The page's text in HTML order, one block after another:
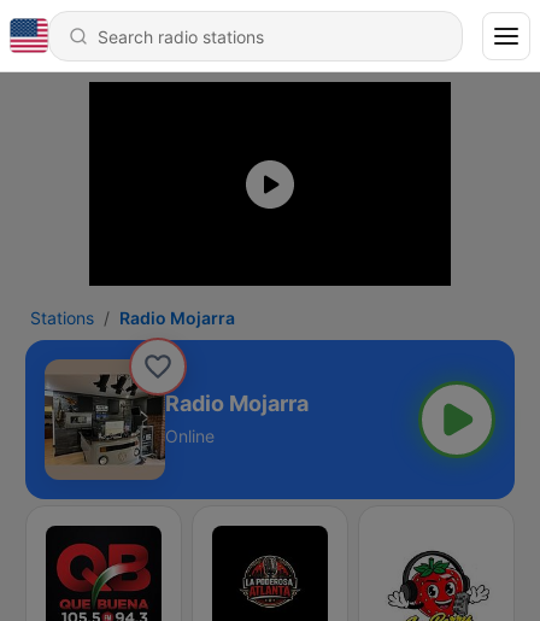
Stations Radio Mojarra
Radio Mojarra
Online